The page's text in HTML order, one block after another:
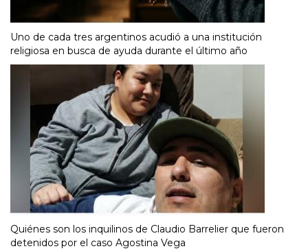
Uno de cada tres argentinos acudió a una institución
religiosa en busca de ayuda durante el último año
Quiénes son los inquilinos de Claudio Barrelier que fueron
detenidos por el caso Agostina Vega